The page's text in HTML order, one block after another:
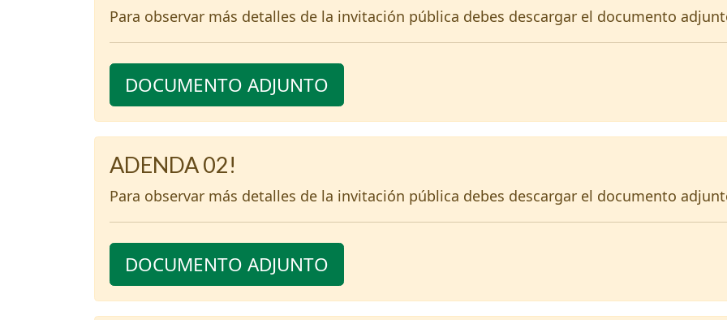
Para observar más detalles de la invitación pública debes descargar el documento
DOCUMENTO ADJUNTO
ADENDA 02!
Para observar más detalles de la invitación pública debes descargar el documento
DOCUMENTO ADJUNTO